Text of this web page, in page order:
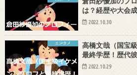
は？経歴や大会
2022.10.30
エンタメ
高橋文哉（国宝
最終学歴！歴代
2022.10.29